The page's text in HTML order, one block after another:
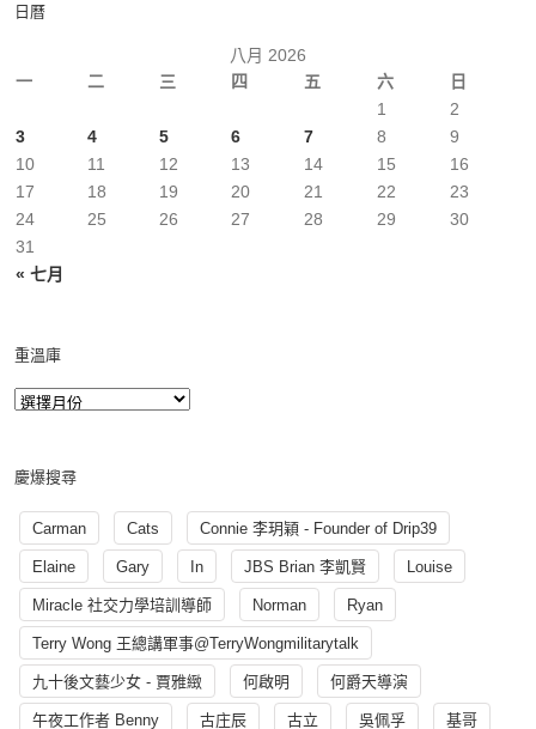
日曆
八月 2026
一
二 三 四 五 六 日
« 七月
1
2
3
4 5 6 7 8
9
10
11 12 13 14 15
16
17
18 19 20 21 22
23
24
25 26 27 28 29
30
31
重溫庫
慶爆搜尋
Carman Cats Connie 李玥穎 - Founder of Drip39
Elaine Gary In JBS Brian 李凱賢 Louise
Miracle 社交力學培訓導師 Norman Ryan
Terry Wong 王總講軍事@TerryWongmilitarytalk
九十後文藝少女 - 賈雅緻 何啟明 何爵天導演
午夜工作者 Benny 古庄辰 古立 吳佩孚 基哥